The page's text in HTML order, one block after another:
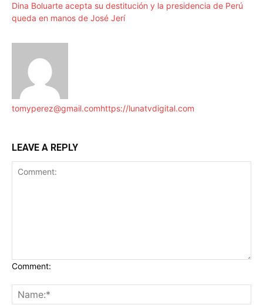
Dina Boluarte acepta su destitución y la presidencia de Perú
queda en manos de José Jerí
tomyperez@gmail.comhttps://lunatvdigital.com
LEAVE A REPLY
Comment: